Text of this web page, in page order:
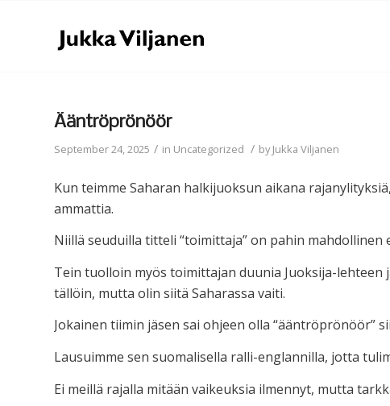
Ääntröprönöör
September 24, 2025 / in Uncategorized / byJukka Viljanen
Kun teimme Saharan halkijuoksun aikana
ammattia.
Niillä seuduilla titteli “toimittaja” on pahin mahdollinen
Tein tuolloin myös toimittajan duunia Juoksija-
tällöin, mutta olin siitä Saharassa vaiti.
Jokainen tiimin jäsen sai ohjeen olla “ääntröprönöör”
Lausuimme sen suomalisella ralli-englannilla, jotta
Ei meillä rajalla mitään vaikeuksia ilmennyt, mutta